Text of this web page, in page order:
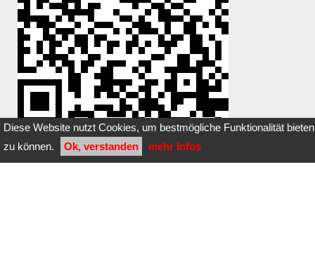
Diese Website nutzt Cookies, um bestmögliche Funktionalität bieten
zu können.
Ok, verstanden mehr Infos